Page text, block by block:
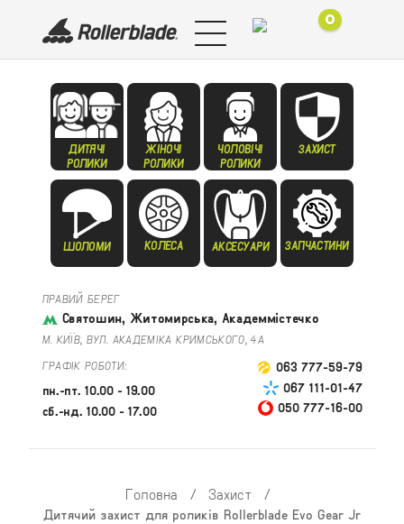
0
ДИТЯЧІ
РОЛИКИ
ЖІНОЧІ
РОЛИКИ
ЧОЛОВІЧІ
РОЛИКИ
ЗАХИСТ
ШОЛОМИ КОЛЕСА АКСЕСУАРИ ЗАПЧАСТИНИ
ПРАВИЙ БЕРЕГ
Святошин, Житомирська, Академмістечко
М. КИЇВ, ВУЛ. АКАДЕМІКА КРИМСЬКОГО, 4А
ГРАФІК РОБОТИ:
пн.-пт. 10.00 - 19.00
сб.-нд. 10.00 - 17.00
063 777-59-79
067 111-01-47
050 777-16-00
Головна / Захист /
Дитячий захист для роликів Rollerblade Evo Gear Jr